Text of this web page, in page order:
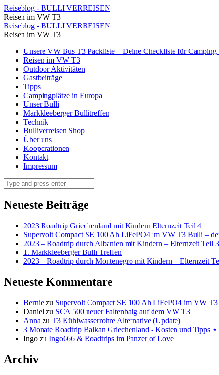
VW
Bus
T3
Archive
Reiseblog
BULLI
VERREISEN
Reiseblog - BULLI VERREISEN
Reisen im VW T3
VW
Bus
T3
Archive
Reiseblog
BULLI
VERREISEN
Reiseblog - BULLI VERREISEN
Reisen im VW T3
Skip
content
Unsere VW Bus T3 Packliste – Deine Checkliste für Camping
Reisen im VW T3
Outdoor Aktivitäten
Gastbeiträge
Tipps
Campingplätze in Europa
Unser Bulli
Markkleeberger Bullitreffen
Technik
Bulliverreisen Shop
Über uns
Kooperationen
Kontakt
Impressum
Search
Neueste Beiträge
2023 Roadtrip Griechenland mit Kindern Elternzeit Teil 4
Supervolt Compact SE 100 Ah LiFePO4 im VW T3 Bulli –
2023 – Roadtrip durch Albanien mit Kindern – Elternzeit Teil 3
1. Markkleeberger Bulli Treffen
2023 – Roadtrip durch Montenegro mit Kindern – Elternzeit
Neueste Kommentare
Bernie zu Supervolt Compact SE 100 Ah LiFePO4 im VW
Daniel zu SCA 500 neuer Faltenbalg auf dem VW T3
Anna zu T3 Kühlwasserrohre Alternative (Update)
3 Monate Roadtrip Balkan Griechenland - Kosten und Tipps
Ingo zu Ingo666 & Roadtrips im Panzer of Love
Archiv